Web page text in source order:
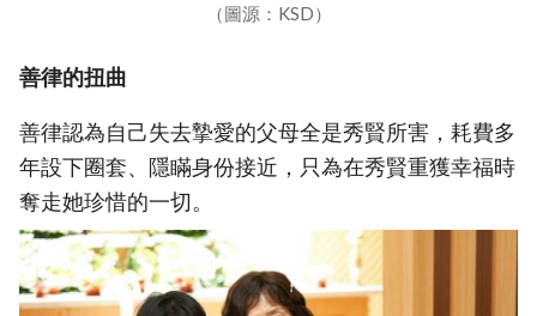
（圖源：KSD）
善律的扭曲
善律認為自己失去摯愛的父母全是秀賢所害，耗費多
年設下圈套、隱瞞身份接近，只為在秀賢重獲幸福時
奪走她珍惜的一切。